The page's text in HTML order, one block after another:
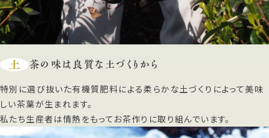
土 茶の味は良質な土づくりから
特別に選び抜いた有機質肥料による柔らかな土づくりによって美味
しい茶葉が生まれます。
私たち生産者は情熱をもってお茶作りに取り組んでいます。